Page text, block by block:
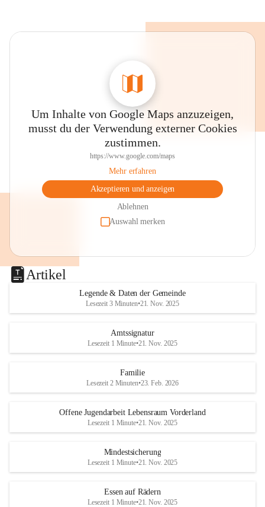
Um Inhalte von Google Maps anzuzeigen,
musst du der Verwendung externer Cookies
zustimmen.
https://www.google.com/maps
Mehr erfahren
Akzeptieren und anzeigen
Ablehnen
Auswahl merken
Artikel
Legende & Daten der Gemeinde
Lesezeit 3 Minuten•21. Nov. 2025
Amtssignatur
Lesezeit 1 Minute•21. Nov. 2025
Familie
Lesezeit 2 Minuten•23. Feb. 2026
Offene Jugendarbeit Lebensraum Vorderland
Lesezeit 1 Minute•21. Nov. 2025
Mindestsicherung
Lesezeit 1 Minute•21. Nov. 2025
Essen auf Rädern
Lesezeit 1 Minute•21. Nov. 2025